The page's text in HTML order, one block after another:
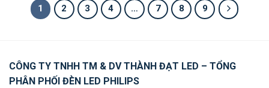
1 2 3 4 … 7 8 9
CÔNG TY TNHH TM & DV THÀNH ĐẠT LED – TỔNG
PHÂN PHỐI ĐÈN LED PHILIPS